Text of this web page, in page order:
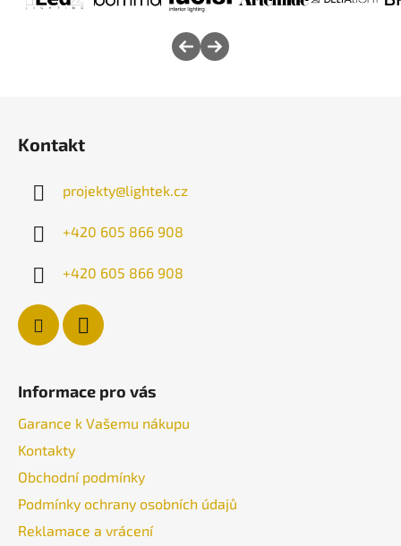
Kontakt
projekty@lightek.cz
+420 605 866 908
+420 605 866 908
Informace pro vás
Garance k Vašemu nákupu
Kontakty
Obchodní podmínky
Podmínky ochrany osobních údajů
Reklamace a vrácení